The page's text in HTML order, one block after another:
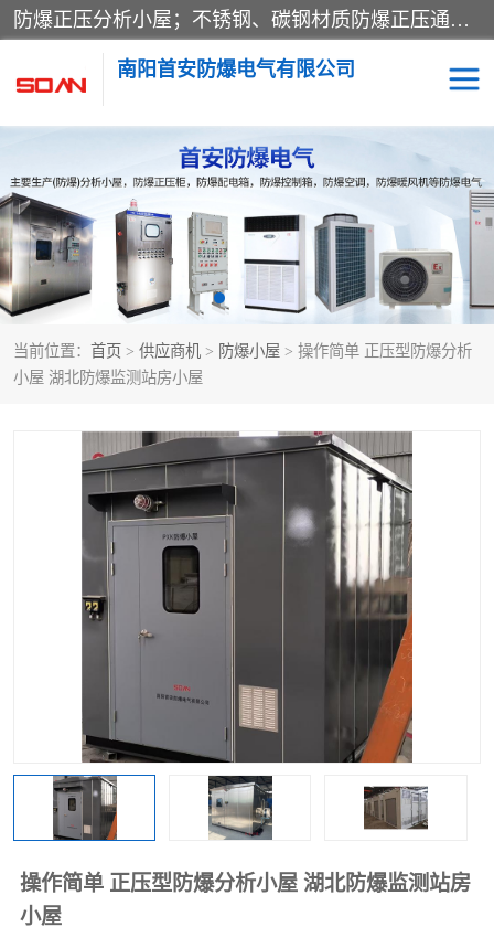
防爆正压分析小屋；不锈钢、碳钢材质防爆正压通风柜，分上下、左右、外挂三种款式；立式、挂式防爆配电柜体；不锈钢、碳钢防爆变频、磁力、星三角启动器；不锈钢、碳钢、铸铝防爆控制箱柜；可操作按键、多块式防爆仪表箱；多材质防爆接线箱；台式防爆电脑、防爆监视器。产品适配石油、化工、煤炭、电力、纺织、酿酒、航天、铁路、冶金、船舶、消防、市政等多行业工况使用。
南阳首安防爆电气有限公司
当前位置： 首页 > 供应商机 > 防爆小屋 > 操作简单 正压型防爆分析
小屋 湖北防爆监测站房小屋
操作简单 正压型防爆分析小屋 湖北防爆监测站房
小屋
防爆小屋 防爆正压柜
防爆空调 防爆配电箱
防爆控制箱 防爆接线箱
防爆操作柱 防爆监视显示器